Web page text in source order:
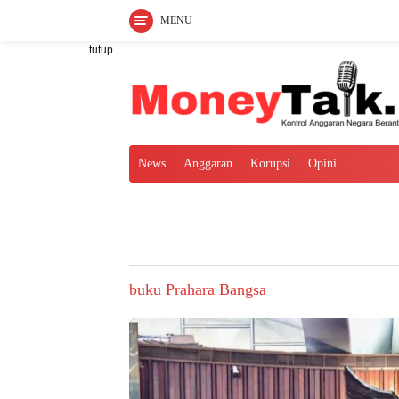
MENU
tutup
News Anggaran Korupsi Opini
buku Prahara Bangsa